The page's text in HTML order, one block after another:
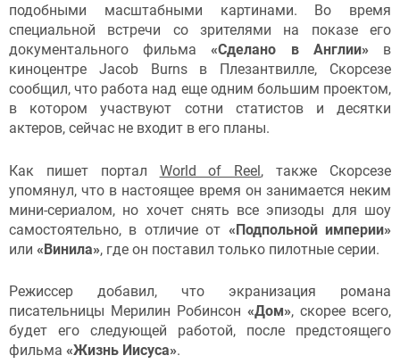
подобными масштабными картинами. Во время
специальной встречи со зрителями на показе его
документального фильма«Сделано в Англии» в
киноцентре Jacob Burns в Плезантвилле, Скорсезе
сообщил, что работа над еще одним большим проектом,
в котором участвуют сотни статистов и десятки
актеров, сейчас не входит в его планы.
Как пишет портал World of Reel, также Скорсезе
упомянул, что в настоящее время он занимается неким
мини-сериалом, но хочет снять все эпизоды для шоу
самостоятельно, в отличие от «Подпольной империи»
или «Винила», где он поставил только пилотные серии.
Режиссер добавил, что экранизация романа
писательницы Мерилин Робинсон «Дом», скорее всего,
будет его следующей работой, после предстоящего
фильма «Жизнь Иисуса».